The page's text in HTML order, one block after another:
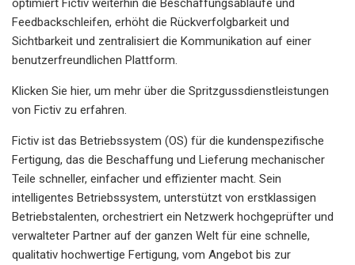
optimiert Fictiv weiterhin die Beschaffungsabläufe und
Feedbackschleifen, erhöht die Rückverfolgbarkeit und
Sichtbarkeit und zentralisiert die Kommunikation auf einer
benutzerfreundlichen Plattform.
Klicken Sie hier, um mehr über die Spritzgussdienstleistungen
von Fictiv zu erfahren.
Fictiv ist das Betriebssystem (OS) für die kundenspezifische
Fertigung, das die Beschaffung und Lieferung mechanischer
Teile schneller, einfacher und effizienter macht. Sein
intelligentes Betriebssystem, unterstützt von erstklassigen
Betriebstalenten, orchestriert ein Netzwerk hochgeprüfter und
verwalteter Partner auf der ganzen Welt für eine schnelle,
qualitativ hochwertige Fertigung, vom Angebot bis zur